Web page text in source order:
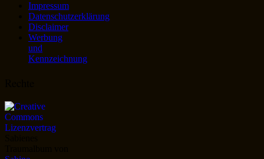
Impressum
Datenschutzerklärung
Disclaimer
Werbung
und
Kennzeichnung